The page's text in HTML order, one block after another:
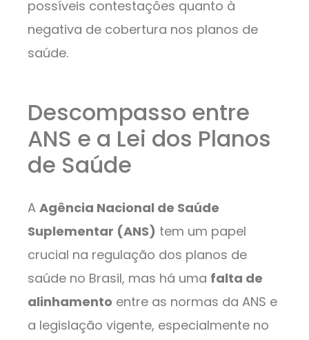
possíveis contestações quanto à
negativa de cobertura nos planos de
saúde.
Descompasso entre
ANS e a Lei dos Planos
de Saúde
A Agência Nacional de Saúde
Suplementar (ANS) tem um papel
crucial na regulação dos planos de
saúde no Brasil, mas há uma falta de
alinhamento entre as normas da ANS e
a legislação vigente, especialmente no